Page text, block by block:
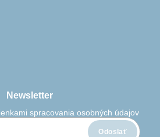
Newsletter
spracovania osobných údajov